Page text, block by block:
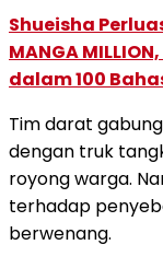
Shueisha
MANGA
dalam 100
Tim darat
dengan truk
royong warga.
terhadap
berwenang.